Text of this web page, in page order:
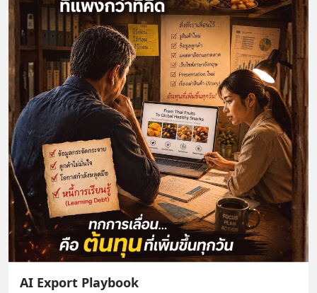
AI Export Playbook